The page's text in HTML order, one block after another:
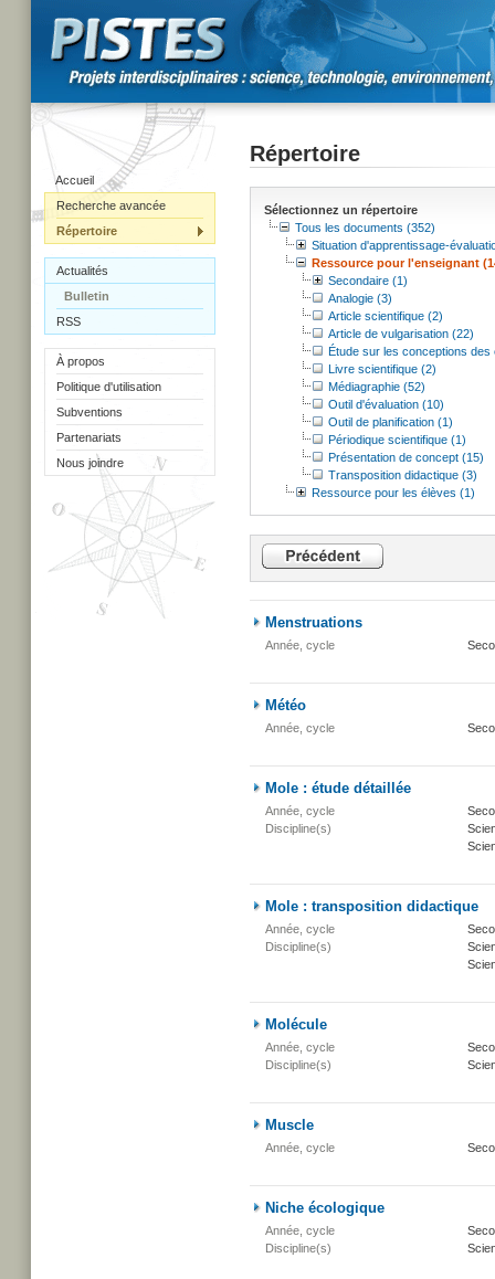
Accueil
Recherche avancée
Répertoire
Actualités
Bulletin
RSS
À propos
Politique d'utilisation
Subventions
Partenariats
Nous joindre
Répertoire
Sélectionnez un répertoire
Tous les documents (352)
Situation d'apprentissage-
Ressource pour l'enseignant
Secondaire (1)
Analogie (3)
Article scientifique (2)
Article de vulgarisation (22)
Étude sur les conceptions des
Livre scientifique (2)
Médiagraphie (52)
Outil d'évaluation (10)
Outil de planification (1)
Périodique scientifique (1)
Présentation de concept (15)
Transposition didactique (3)
Ressource pour les élèves (1)
Menstruations
Année, cycle
Météo
Année, cycle
Mole : étude détaillée
Année, cycle
Discipline(s)
Mole : transposition didactique
Année, cycle
Discipline(s)
Molécule
Année, cycle
Discipline(s)
Muscle
Année, cycle
Niche écologique
Année, cycle
Discipline(s)